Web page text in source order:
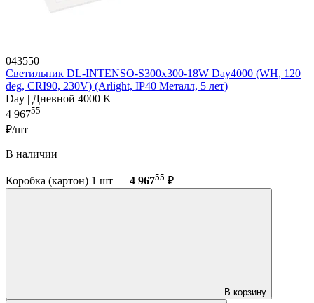
043550
Светильник DL-INTENSO-S300x300-18W Day4000 (WH, 120
deg, CRI90, 230V) (Arlight, IP40 Металл, 5 лет)
Day | Дневной 4000 K
4 96755
₽/шт
В наличии
Коробка (картон) 1 шт — 4 96755 ₽
В корзину